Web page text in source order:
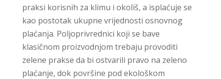
praksi korisnih za klimu i okoliš, a isplaćuje se
kao postotak ukupne vrijednosti osnovnog
plaćanja. Poljoprivrednici koji se bave
klasičnom proizvodnjom trebaju provoditi
zelene prakse da bi ostvarili pravo na zeleno
plaćanje, dok površine pod ekološkom